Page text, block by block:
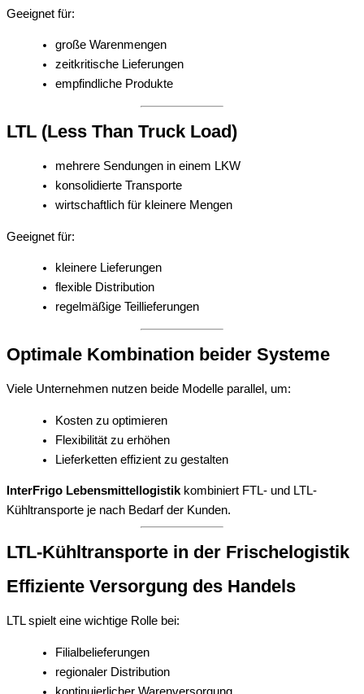
Geeignet für:
große Warenmengen
zeitkritische Lieferungen
empfindliche Produkte
LTL (Less Than Truck Load)
mehrere Sendungen in einem LKW
konsolidierte Transporte
wirtschaftlich für kleinere Mengen
Geeignet für:
kleinere Lieferungen
flexible Distribution
regelmäßige Teillieferungen
Optimale Kombination beider Systeme
Viele Unternehmen nutzen beide Modelle parallel, um:
Kosten zu optimieren
Flexibilität zu erhöhen
Lieferketten effizient zu gestalten
InterFrigo Lebensmittellogistikkombiniert FTL- und LTL-
Kühltransporte je nach Bedarf der Kunden.
LTL-Kühltransporte in der Frischelogistik
Effiziente Versorgung des Handels
LTL spielt eine wichtige Rolle bei:
Filialbelieferungen
regionaler Distribution
kontinuierlicher Warenversorgung